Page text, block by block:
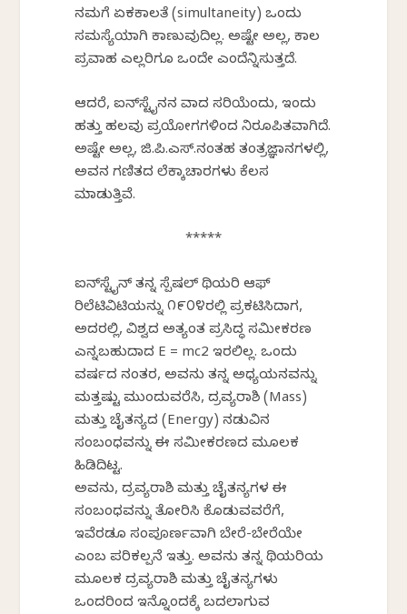
ನಮಗೆ ಏಕಕಾಲತೆ (simultaneity) ಒಂದು
ಸಮಸ್ಯೆಯಾಗಿ ಕಾಣುವುದಿಲ್ಲ. ಅಷ್ಟೇ ಅಲ್ಲ, ಕಾಲ
ಪ್ರವಾಹ ಎಲ್ಲರಿಗೂ ಒಂದೇ ಎಂದೆನ್ನಿಸುತ್ತದೆ.
ಆದರೆ, ಐನ್‌ಸ್ಟೈನನ ವಾದ ಸರಿಯೆಂದು, ಇಂದು
ಹತ್ತು ಹಲವು ಪ್ರಯೋಗಗಳಿಂದ ನಿರೂಪಿತವಾಗಿದೆ.
ಅಷ್ಟೇ ಅಲ್ಲ, ಜಿ.ಪಿ.ಎಸ್.ನಂತಹ ತಂತ್ರಜ್ಞಾನಗಳಲ್ಲಿ,
ಅವನ ಗಣಿತದ ಲೆಕ್ಕಾಚಾರಗಳು ಕೆಲಸ
ಮಾಡುತ್ತಿವೆ.
*****
ಐನ್‌ಸ್ಟೈನ್ ತನ್ನ ಸ್ಪೆಷಲ್ ಥಿಯರಿ ಆಫ್
ರಿಲೆಟಿವಿಟಿಯನ್ನು ೧೯೦೪ರಲ್ಲಿ ಪ್ರಕಟಿಸಿದಾಗ,
ಅದರಲ್ಲಿ, ವಿಶ್ವದ ಅತ್ಯಂತ ಪ್ರಸಿದ್ಧ ಸಮೀಕರಣ
ಎನ್ನಬಹುದಾದ E = mc2 ಇರಲಿಲ್ಲ. ಒಂದು
ವರ್ಷದ ನಂತರ, ಅವನು ತನ್ನ ಅಧ್ಯಯನವನ್ನು
ಮತ್ತಷ್ಟು ಮುಂದುವರೆಸಿ, ದ್ರವ್ಯರಾಶಿ (Mass)
ಮತ್ತು ಚೈತನ್ಯದ (Energy) ನಡುವಿನ
ಸಂಬಂಧವನ್ನು ಈ ಸಮೀಕರಣದ ಮೂಲಕ
ಹಿಡಿದಿಟ್ಟ.
ಅವನು, ದ್ರವ್ಯರಾಶಿ ಮತ್ತು ಚೈತನ್ಯಗಳ ಈ
ಸಂಬಂಧವನ್ನು ತೋರಿಸಿ ಕೊಡುವವರೆಗೆ,
ಇವೆರಡೂ ಸಂಪೂರ್ಣವಾಗಿ ಬೇರೆ-ಬೇರೆಯೇ
ಎಂಬ ಪರಿಕಲ್ಪನೆ ಇತ್ತು. ಅವನು ತನ್ನ ಥಿಯರಿಯ
ಮೂಲಕ ದ್ರವ್ಯರಾಶಿ ಮತ್ತು ಚೈತನ್ಯಗಳು
ಒಂದರಿಂದ ಇನ್ನೊಂದಕ್ಕೆ ಬದಲಾಗುವ